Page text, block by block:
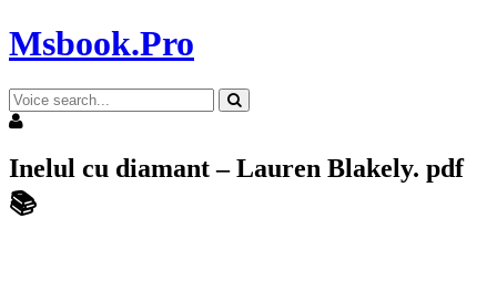
Msbook.Pro
Inelul cu diamant – Lauren Blakely. pdf
📚